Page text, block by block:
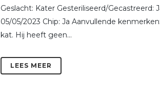
Geslacht: Kater Gesteriliseerd/Gecastreerd:
05/05/2023 Chip: Ja Aanvullende
kat. Hij heeft geen...
LEES MEER